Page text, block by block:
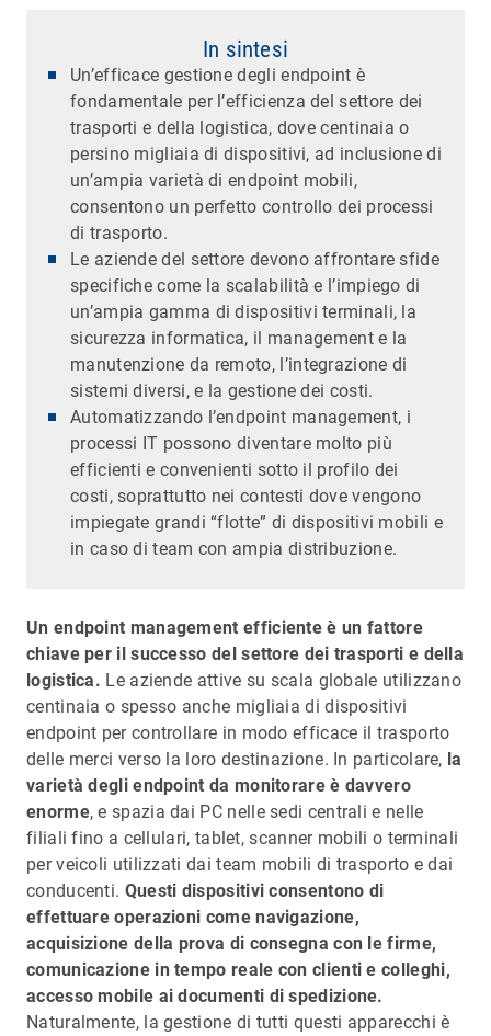
In sintesi
Un’efficace gestione degli endpoint è
fondamentale per l’efficienza del settore dei
trasporti e della logistica, dove centinaia o
persino migliaia di dispositivi, ad inclusione di
un’ampia varietà di endpoint mobili,
consentono un perfetto controllo dei processi
di trasporto.
Le aziende del settore devono affrontare sfide
specifiche come la scalabilità e l’impiego di
un’ampia gamma di dispositivi terminali, la
sicurezza informatica, il management e la
manutenzione da remoto, l’integrazione di
sistemi diversi, e la gestione dei costi.
Automatizzando l’endpoint management, i
processi IT possono diventare molto più
efficienti e convenienti sotto il profilo dei
costi, soprattutto nei contesti dove vengono
impiegate grandi “flotte” di dispositivi mobili e
in caso di team con ampia distribuzione.
Un endpoint management efficiente è un fattore
chiave per il successo del settore dei trasporti e della
logistica. Le aziende attive su scala globale utilizzano
centinaia o spesso anche migliaia di dispositivi
endpoint per controllare in modo efficace il trasporto
delle merci verso la loro destinazione. In particolare, la
varietà degli endpoint da monitorare è davvero
enorme, e spazia dai PC nelle sedi centrali e nelle
filiali fino a cellulari, tablet, scanner mobili o terminali
per veicoli utilizzati dai team mobili di trasporto e dai
conducenti. Questi dispositivi consentono di
effettuare operazioni come navigazione,
acquisizione della prova di consegna con le firme,
comunicazione in tempo reale con clienti e colleghi,
accesso mobile ai documenti di spedizione.
Naturalmente, la gestione di tutti questi apparecchi è